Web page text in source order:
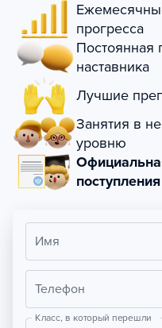
прогресса
Постоянная
наставника
Лучшие
Занятия в
уровню
Имя
Телефон
Класс, в который перешли